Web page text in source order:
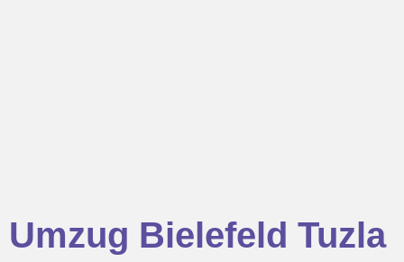
Umzug Bielefeld Tuzla